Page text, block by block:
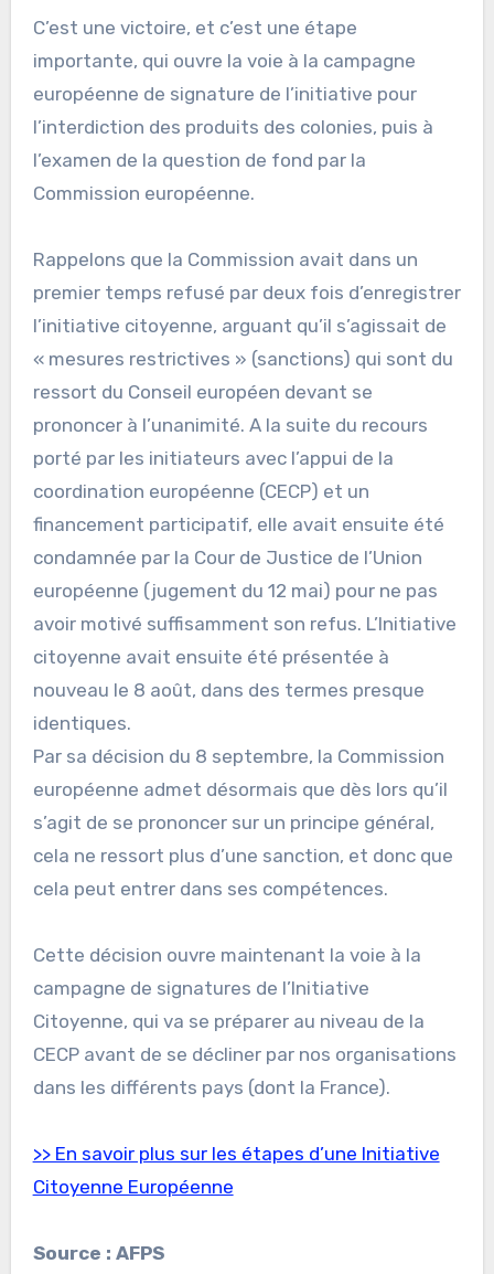
C’est une victoire, et c’est une étape
importante, qui ouvre la voie à la campagne
européenne de signature de l’initiative pour
l’interdiction des produits des colonies, puis à
l’examen de la question de fond par la
Commission européenne.
Rappelons que la Commission avait dans un
premier temps refusé par deux fois d’enregistrer
l’initiative citoyenne, arguant qu’il s’agissait de
« mesures restrictives » (sanctions) qui sont du
ressort du Conseil européen devant se
prononcer à l’unanimité. A la suite du recours
porté par les initiateurs avec l’appui de la
coordination européenne (CECP) et un
financement participatif, elle avait ensuite été
condamnée par la Cour de Justice de l’Union
européenne (jugement du 12 mai) pour ne pas
avoir motivé suffisamment son refus. L’Initiative
citoyenne avait ensuite été présentée à
nouveau le 8 août, dans des termes presque
identiques.
Par sa décision du 8 septembre, la Commission
européenne admet désormais que dès lors qu’il
s’agit de se prononcer sur un principe général,
cela ne ressort plus d’une sanction, et donc que
cela peut entrer dans ses compétences.
Cette décision ouvre maintenant la voie à la
campagne de signatures de l’Initiative
Citoyenne, qui va se préparer au niveau de la
CECP avant de se décliner par nos organisations
dans les différents pays (dont la France).
>> En savoir plus sur les étapes d’une Initiative
Citoyenne Européenne
Source : AFPS